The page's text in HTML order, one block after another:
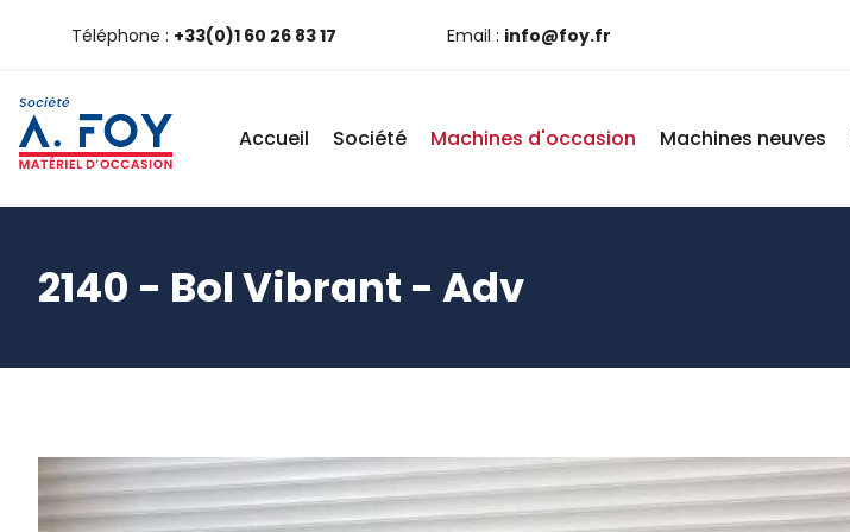
2140 - Bol Vibrant - Adv
Téléphone : +33(0)1 60 26 83 17 Email : info@foy.fr
Accueil Société Machines d'occasion Machines neuves